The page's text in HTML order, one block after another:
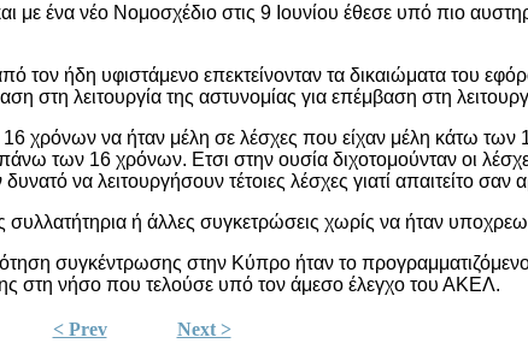
ένα νέο Νομοσχέδιο στις 9 Ιουνίου έθεσε υπό πιο
ήδη υφιστάμενο επεκτείνονταν τα δικαιώματα του
στη λειτουργία της αστυνομίας για επέμβαση στη
χρόνων να ήταν μέλη σε λέσχες που είχαν μέλη κάτω
των 16 χρόνων. Ετσι στην ουσία διχοτομούνταν οι
να λειτουργήσουν τέτοιες λέσχες γιατί απαιτείτο σαν
ή άλλες συγκετρώσεις χωρίς να ήταν
συγκέντρωσης στην Κύπρο ήταν το
στη νήσο που τελούσε υπό τον άμεσο έλεγχο του ΑΚΕΛ.
< Prev Next >